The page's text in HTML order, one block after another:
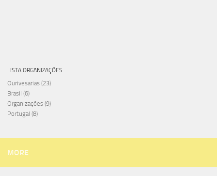
LISTA ORGANIZAÇÕES
Ourivesarias (23)
Brasil (6)
Organizações (9)
Portugal (8)
MORE